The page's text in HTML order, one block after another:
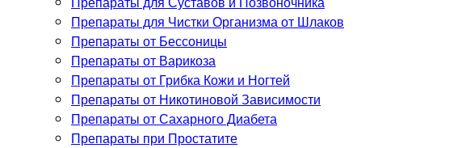
Препараты для Чистки Организма от Шлаков
Препараты от Бессоницы
Препараты от Варикоза
Препараты от Грибка Кожи и Ногтей
Препараты от Никотиновой Зависимости
Препараты от Сахарного Диабета
Препараты при Простатите